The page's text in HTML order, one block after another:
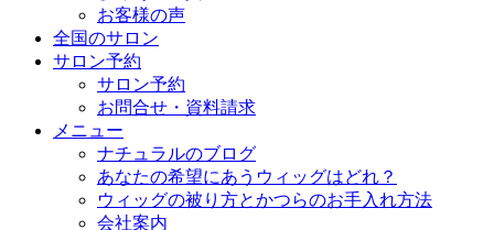
お客様の声
全国のサロン
サロン予約
サロン予約
お問合せ・資料請求
メニュー
ナチュラルのブログ
あなたの希望にあうウィッグはどれ？
ウィッグの被り方とかつらのお手入れ方法
会社案内